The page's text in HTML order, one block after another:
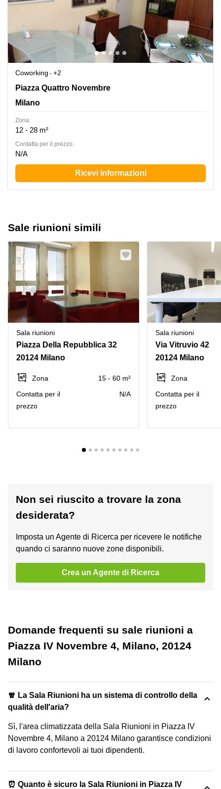
Coworking
+2
Piazza IV Novembre 4, Milano, Milano
Piazza Quattro Novembre
Milano
Zona:
12 - 28 m²
Сontatta per il prezzo:
N/A
Ricevi informazioni
Sale riunioni simili
Sala riunioni
Piazza Della Repubblica 32
20124 Milano
Zona
15 - 60 m²
Сontatta per il
prezzo
N/A
Sala riunioni
Via Vitruvio 42
20124 Milano
Zona
Сontatta per il
prezzo
Non sei riuscito a trovare la zona
desiderata?
Imposta un Agente di Ricerca per ricevere le notifiche
quando ci saranno nuove zone disponibili.
Crea un Agente di Ricerca
Domande frequenti su sale riunioni a
Piazza IV Novembre 4, Milano, 20124
Milano
🧣 La Sala Riunioni ha un sistema di controllo della
qualità dell'aria?
Sì, l'area climatizzata della Sala Riunioni in Piazza IV
Novembre 4, Milano a 20124 Milano garantisce condizioni
di lavoro confortevoli ai tuoi dipendenti.
⏰ Quanto è sicuro la Sala Riunioni in Piazza IV